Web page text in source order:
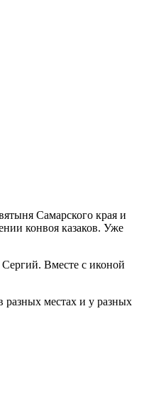
Самарского края и
конвоя казаков. Уже
Вместе с иконой
разных местах и у разных